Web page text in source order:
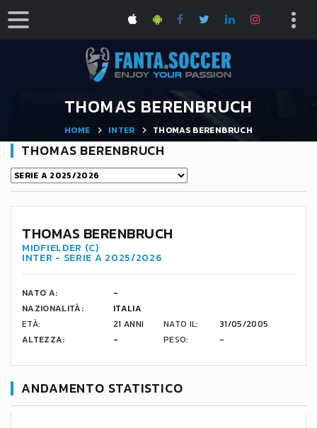
THOMAS BERENBRUCH
HOME INTER THOMAS BERENBRUCH
THOMAS BERENBRUCH
-
THOMAS BERENBRUCH
MIDFIELDER (C)
INTER - SERIE A 2025/2026
NATO A:
-
NAZIONALITÀ:
ITALIA
ETÀ:
21 ANNI NATO IL:
31/05/2005
ALTEZZA:
- PESO: -
ANDAMENTO STATISTICO